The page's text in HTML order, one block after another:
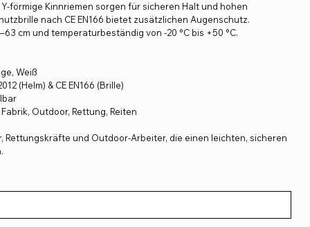
förmige Kinnriemen sorgen für sicheren Halt und hohen
nach CE EN166 bietet zusätzlichen Augenschutz.
cm und temperaturbeständig von -20 °C bis +50 °C.
Weiß
(Helm) & CE EN166 (Brille)
Outdoor, Rettung, Reiten
Rettungskräfte und Outdoor-Arbeiter, die einen leichten, sicheren